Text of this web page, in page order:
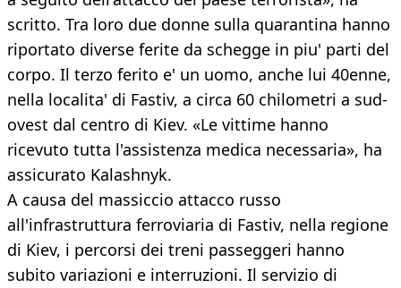
scritto. Tra loro due donne sulla quarantina hanno
riportato diverse ferite da schegge in piu' parti del
corpo. Il terzo ferito e' un uomo, anche lui 40enne,
nella localita' di Fastiv, a circa 60 chilometri a sud-
ovest dal centro di Kiev. «Le vittime hanno
ricevuto tutta l'assistenza medica necessaria», ha
assicurato Kalashnyk.
A causa del massiccio attacco russo
all'infrastruttura ferroviaria di Fastiv, nella regione
di Kiev, i percorsi dei treni passeggeri hanno
subito variazioni e interruzioni. Il servizio di